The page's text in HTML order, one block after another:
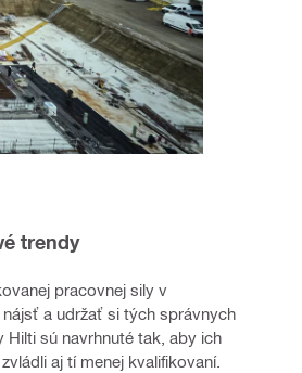
trendy
pracovnej sily v
a udržať si tých správnych
Hilti sú navrhnuté tak, aby ich
aj tí menej kvalifikovaní.